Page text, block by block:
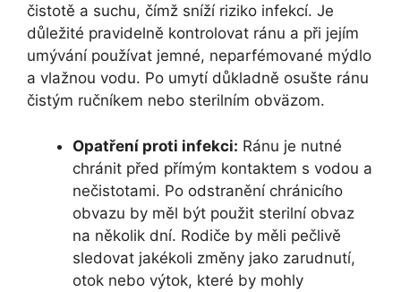
čistotě a suchu, čímž sníží riziko infekcí. Je
důležité pravidelně kontrolovat ránu a při jejím
umývání používat jemné, neparfémované mýdlo
a vlažnou vodu. Po umytí důkladně osušte ránu
čistým ručníkem nebo sterilním obväzom.
Opatření proti infekci: Ránu je nutné
chránit před přímým kontaktem s vodou a
nečistotami. Po odstranění chránicího
obvazu by měl být použit sterilní obvaz
na několik dní. Rodiče by měli pečlivě
sledovat jakékoli změny jako zarudnutí,
otok nebo výtok, které by mohly